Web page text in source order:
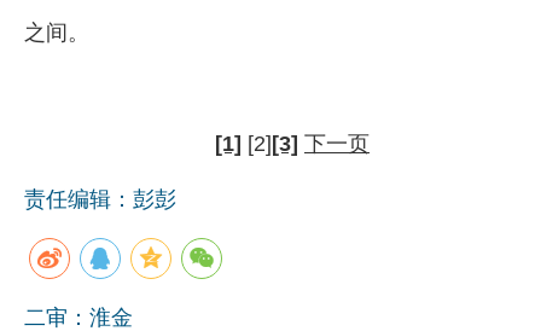
之间。
[1] [2][3] 下一页
责任编辑：彭彭
二审：淮金